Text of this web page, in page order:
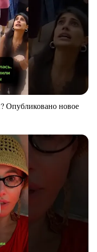
Опубликовано новое